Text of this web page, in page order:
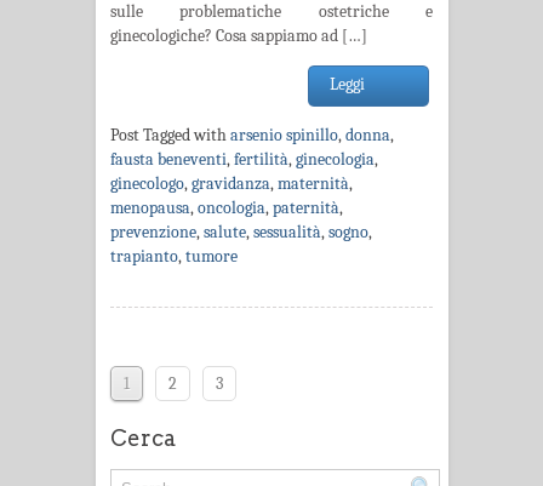
sulle problematiche ostetriche e
ginecologiche? Cosa sappiamo ad […]
Leggi
Post Tagged witharsenio spinillo,donna,
fausta beneventi,fertilità,ginecologia,
ginecologo,gravidanza,maternità,
menopausa,oncologia,paternità,
prevenzione,salute,sessualità,sogno,
trapianto,tumore
1 2 3
Cerca